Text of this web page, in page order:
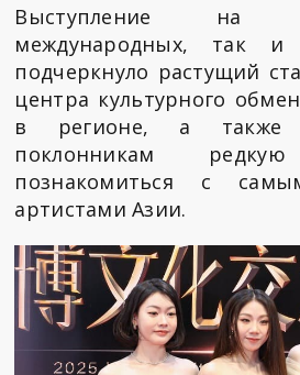
Выступление на
международных, так и
подчеркнуло растущий
центра культурного
в регионе, а также
поклонникам
познакомиться с
артистами Азии.